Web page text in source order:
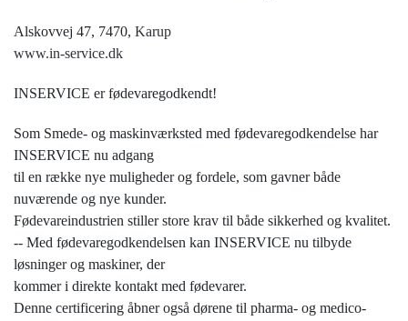
Alskovvej 47, 7470, Karup
www.in-service.dk
INSERVICE er fødevaregodkendt!
Som Smede- og maskinværksted med fødevaregodkendelse har
INSERVICE nu adgang
til en række nye muligheder og fordele, som gavner både
nuværende og nye kunder.
Fødevareindustrien stiller store krav til både sikkerhed og kvalitet.
-- Med fødevaregodkendelsen kan INSERVICE nu tilbyde
løsninger og maskiner, der
kommer i direkte kontakt med fødevarer.
Denne certificering åbner også dørene til pharma- og medico-